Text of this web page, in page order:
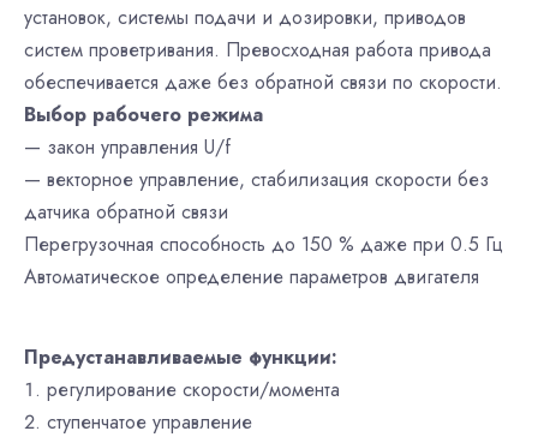
установок, системы подачи и дозировки, приводов
систем проветривания. Превосходная работа привода
обеспечивается даже без обратной связи по скорости.
Выбор рабочего режима
— закон управления U/f
— векторное управление, стабилизация скорости без
датчика обратной связи
Перегрузочная способность до 150 % даже при 0.5 Гц
Автоматическое определение параметров двигателя
Предустанавливаемые функции:
регулирование скорости/момента
ступенчатое управление